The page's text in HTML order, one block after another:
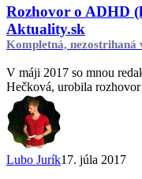
ADHD
(hyperaktivite
u
dospelých)
pre
Aktuality.sk
Kompletná,
nezostrihaná
verzia
Rozhovor o ADHD
Aktuality.sk
Kompletná, nezostrihaná
V máji 2017 so mnou
Hečková, urobila
Lubo Jurík17. júla 2017